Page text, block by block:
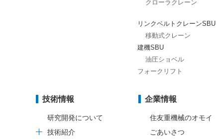
クローラクレーン
リンクベルトクレーンSBU
移動式クレーン
建機SBU
油圧ショベル
フォークリフト
技術情報
研究開発について
技術紹介
企業情報
住友重機械のオモイ
ごあいさつ